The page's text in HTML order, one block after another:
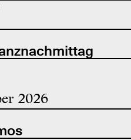
2026